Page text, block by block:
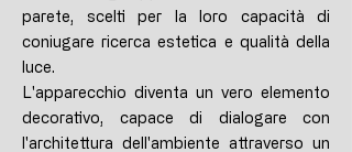
parete, scelti per la loro capacità di
coniugare ricerca estetica e qualità della
luce.
L'apparecchio diventa un vero elemento
decorativo, capace di dialogare con
l'architettura dell'ambiente attraverso un